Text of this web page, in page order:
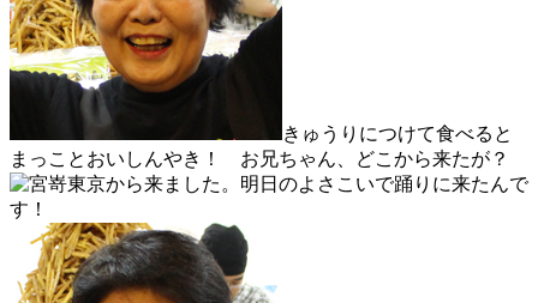
きゅうりにつけて食べると
まっことおいしんやき！ お兄ちゃん、どこから来たが？
東京から来ました。明日のよさこいで踊りに来たんで
す！